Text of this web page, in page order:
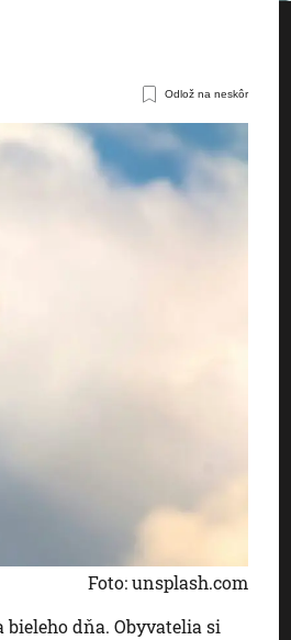
Odlož na neskôr
Foto: unsplash.com
dňa. Obyvatelia si